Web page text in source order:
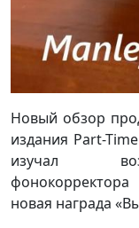
Новый обзор
издания Part-
изучал
новая награда